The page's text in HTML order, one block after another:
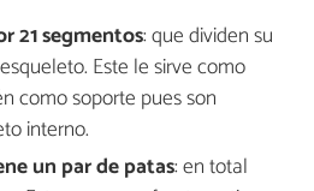
21 segmentos: que dividen su
Este le sirve como
como soporte pues son
interno.
un par de patas: en total